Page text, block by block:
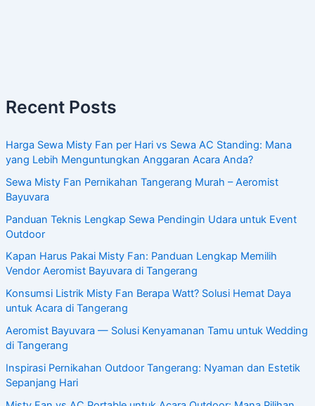
Recent Posts
Harga Sewa Misty Fan per Hari vs Sewa AC Standing: Mana
yang Lebih Menguntungkan Anggaran Acara Anda?
Sewa Misty Fan Pernikahan Tangerang Murah – Aeromist
Bayuvara
Panduan Teknis Lengkap Sewa Pendingin Udara untuk Event
Outdoor
Kapan Harus Pakai Misty Fan: Panduan Lengkap Memilih
Vendor Aeromist Bayuvara di Tangerang
Konsumsi Listrik Misty Fan Berapa Watt? Solusi Hemat Daya
untuk Acara di Tangerang
Aeromist Bayuvara — Solusi Kenyamanan Tamu untuk Wedding
di Tangerang
Inspirasi Pernikahan Outdoor Tangerang: Nyaman dan Estetik
Sepanjang Hari